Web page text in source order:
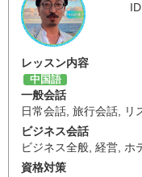
レッスン内容
中国語
一般会話
日常会話 旅行会話 リ
ビジネス会話
ビジネス全般 経営 ホ
資格対策